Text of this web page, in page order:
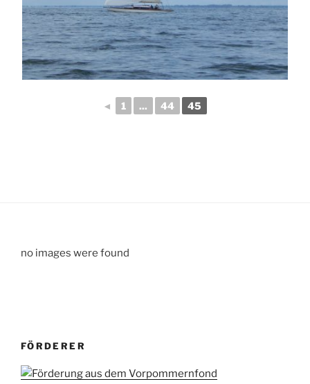
◄ 1 ... 44 45
no images were found
FÖRDERER